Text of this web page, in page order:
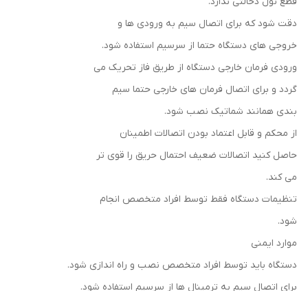
دقت شود که برای اتصال سیم به ورودی ها و
خروجی های دستگاه حتما از سرسیم استفاده شود.
ورودی فرمان خارجی دستگاه از طریق فاز تحریک می
گردد و برای اتصال فرمان های خارجی حتما سیم
بندی همانند شماتیک نصب شود.
از محکم و قابل اعتماد بودن اتصالات اطمینان
حاصل کنید اتصالات ضعیف احتمال حریق را قوی تر
می کند.
تنظیمات دستگاه فقط توسط افراد متخصص انجام
شود.
موارد ایمنی
دستگاه باید توسط افراد متخصص نصب و راه اندازی شود.
برای اتصال سیم به ترمینال ها از سرسیم استفاده شود.